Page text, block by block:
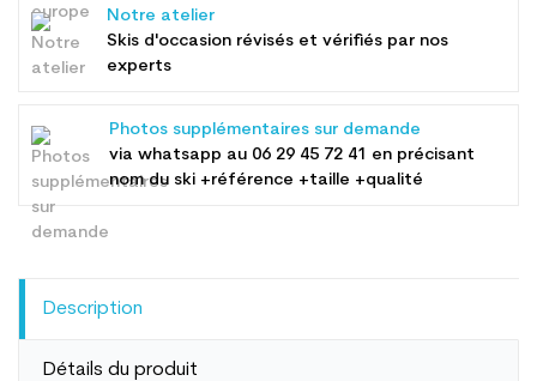
Notre atelier
Skis d'occasion révisés et vérifiés par nos
experts
Photos supplémentaires sur demande
via whatsapp au 06 29 45 72 41 en précisant
nom du ski +référence +taille +qualité
Description
Détails du produit